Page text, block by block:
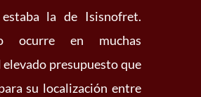
la de Isisnofret.
ocurre en muchas
elevado presupuesto que
su localización entre